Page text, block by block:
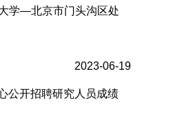
学—北京市门头沟区处
2023-06-19
公开招聘研究人员成绩